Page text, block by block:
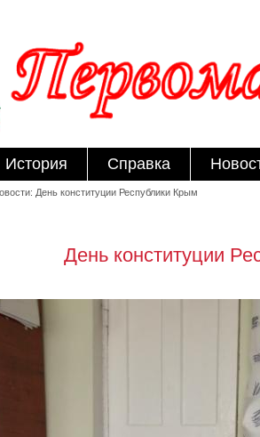
История Справка
День конституции Республики Крым
День конституции